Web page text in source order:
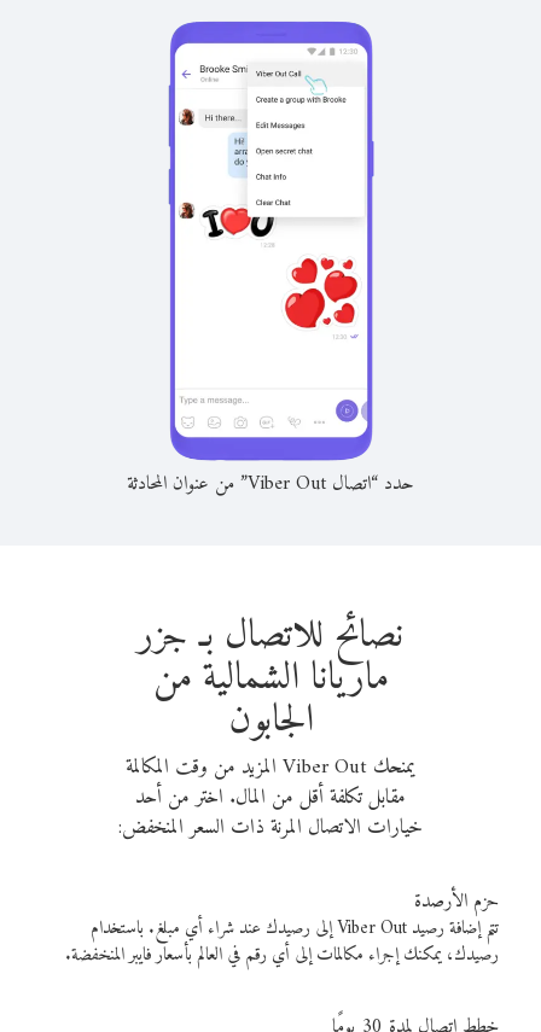
حدد “اتصال Viber Out” من عنوان المحادثة
نصائح للاتصال بـ جزر
ماريانا الشمالية من
الجابون
يمنحك Viber Out المزيد من وقت المكالمة
مقابل تكلفة أقل من المال. اختر من أحد
خيارات الاتصال المرنة ذات السعر المنخفض:
حزم الأرصدة
تتم إضافة رصيد Viber Out إلى رصيدك عند شراء أي مبلغ. باستخدام
رصيدك، يمكنك إجراء مكالمات إلى أي رقم في العالم بأسعار فايبر المنخفضة.